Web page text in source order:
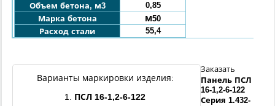
Объем бетона, м3
0,85
Марка бетона
М50
Расход стали
55,4
Варианты маркировки изделия:
1. ПСЛ 16-1,2-6-122
Заказать
Панель ПСЛ
16-1,2-6-122
Серия 1.432-